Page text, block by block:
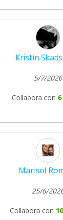
Kristin
5/7/2026
Collabora con 6
Marisol
25/6/
Collabora con 10